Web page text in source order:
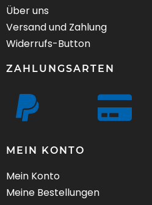
Über uns
Versand und Zahlung
Widerrufs-Button
ZAHLUNGSARTEN
MEIN KONTO
Mein Konto
Meine Bestellungen